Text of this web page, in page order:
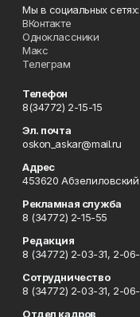
Мы в социальных сетях:
ВКонтакте
Одноклассники
Макс
Телеграм
Телефон
8(34772) 2-15-15
Эл. почта
oskon_askar@mail.ru
Адрес
453620
Рекламная служба
8 (34772) 2-15-55
Редакция
8 (34772) 2-03-31, 2-
Сотрудничество
8 (34772) 2-03-31, 2-
Отдел кадров